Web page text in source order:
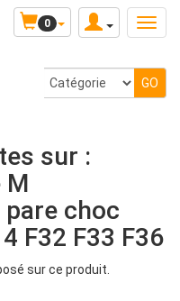
0
sur :
M
choc
F32 F33 F36
sur ce produit.